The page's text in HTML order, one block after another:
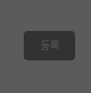
등록